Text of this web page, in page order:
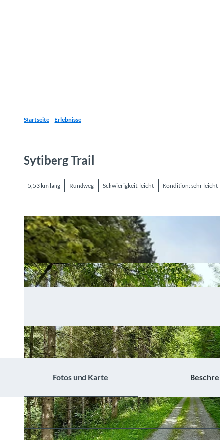
Startseite Erlebnisse
Sytiberg Trail
5,53 km lang Rundweg Schwierigkeit: leicht Kondition: sehr leicht
Fotos und Karte